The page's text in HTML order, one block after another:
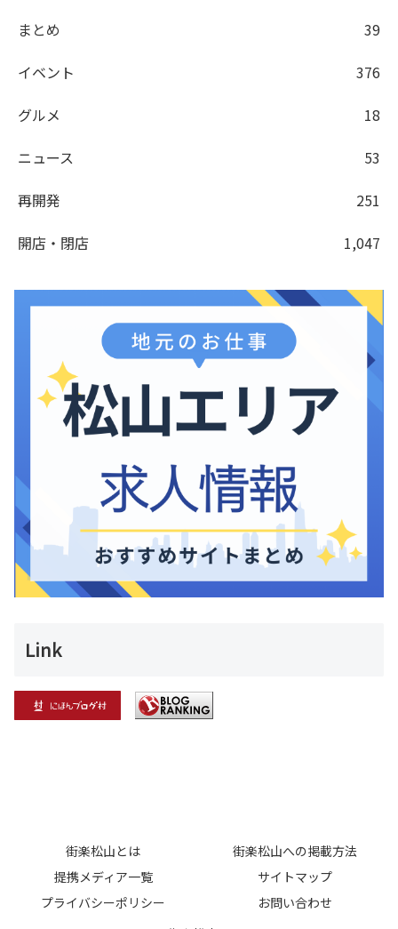
まとめ
39
イベント
376
グルメ
18
ニュース
53
再開発
251
開店・閉店
1,047
Link
街楽松山とは
街楽松山への掲載方法
提携メディア一覧
サイトマップ
プライバシーポリシー
お問い合わせ